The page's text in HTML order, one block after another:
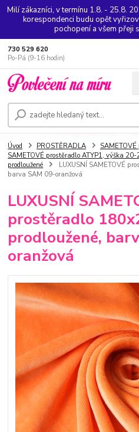
Milí zákazníci, v termínu 1.8. - 25.8.
korespondenci budu opět
pochopení a všem přeji
730 529 620
Po-Pá (9-16 hodin)
Úvod PROSTĚRADLA
SAMETOVÉ prostěradlo ATYP1, výška 20-
prodloužené
LUXUSNÍ SAMETOVÉ
barva SAM 09-oranžová
LUXUSNÍ
prostěradlo
prodloužené,
oranžová